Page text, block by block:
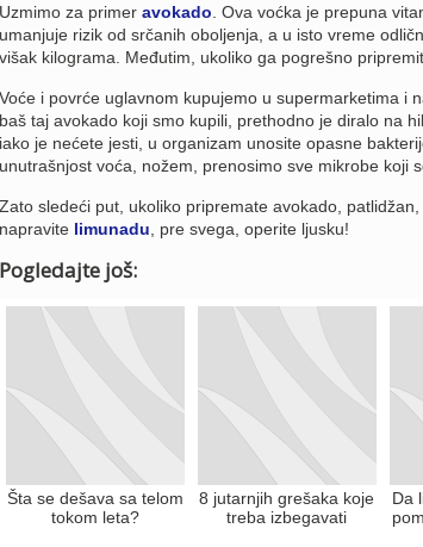
Uzmimo za primer avokado . Ova voćka je prepuna
umanjuje rizik od srčanih oboljenja, a u isto vreme
višak kilograma. Međutim, ukoliko ga pogrešno
Voće i povrće uglavnom kupujemo u supermarketima i
baš taj avokado koji smo kupili, prethodno je diralo na
iako je nećete jesti, u organizam unosite opasne
unutrašnjost voća, nožem, prenosimo sve mikrobe koji
Zato sledeći put, ukoliko pripremate avokado,
napravite limunadu , pre svega, operite ljusku!
Pogledajte još:
Šta se dešava sa telom
tokom leta?
8 jutarnjih grešaka koje
treba izbegavati
Da